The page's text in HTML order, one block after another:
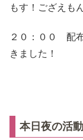
もす！ござえも
２０：００ 配
きました！
本日夜の活